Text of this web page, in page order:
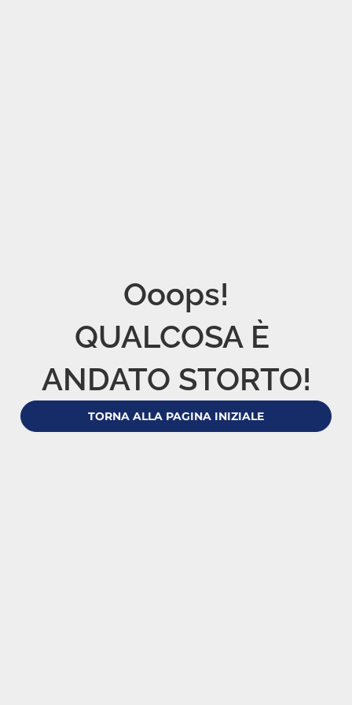
Ooops!
QUALCOSA È
ANDATO STORTO!
TORNA ALLA PAGINA INIZIALE